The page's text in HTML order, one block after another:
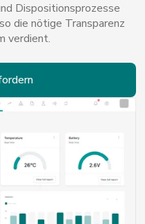
Dispositionsprozesse
die nötige Transparenz
verdient.